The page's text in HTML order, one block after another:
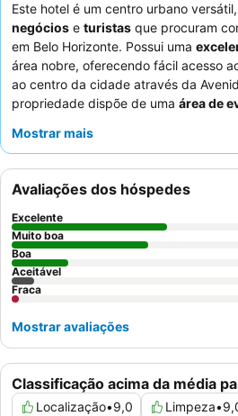
Este hotel é um centro urbano
negócios e turistas que procuram
em Belo Horizonte. Possui uma
área nobre, oferecendo fácil acesso
ao centro da cidade através da
propriedade dispõe de uma área de
hóspedes elogiam consistentemente a
hotel. Para uma experiência
considere reservar um quarto num
conforto e uma excelente vista da
Mostrar mais
Classificação acima da média
Localização•9,0 Limpeza•
Avaliações dos hóspedes
Excelente
Muito boa
Boa
Aceitável
Fraca
Mostrar avaliações